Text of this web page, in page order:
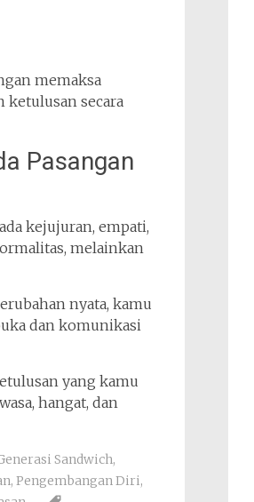
memaksa
ketulusan secara
Pasangan
kejujuran, empati,
melainkan
nyata, kamu
dan komunikasi
yang kamu
hangat, dan
Sandwich,
, Pengembangan Diri,